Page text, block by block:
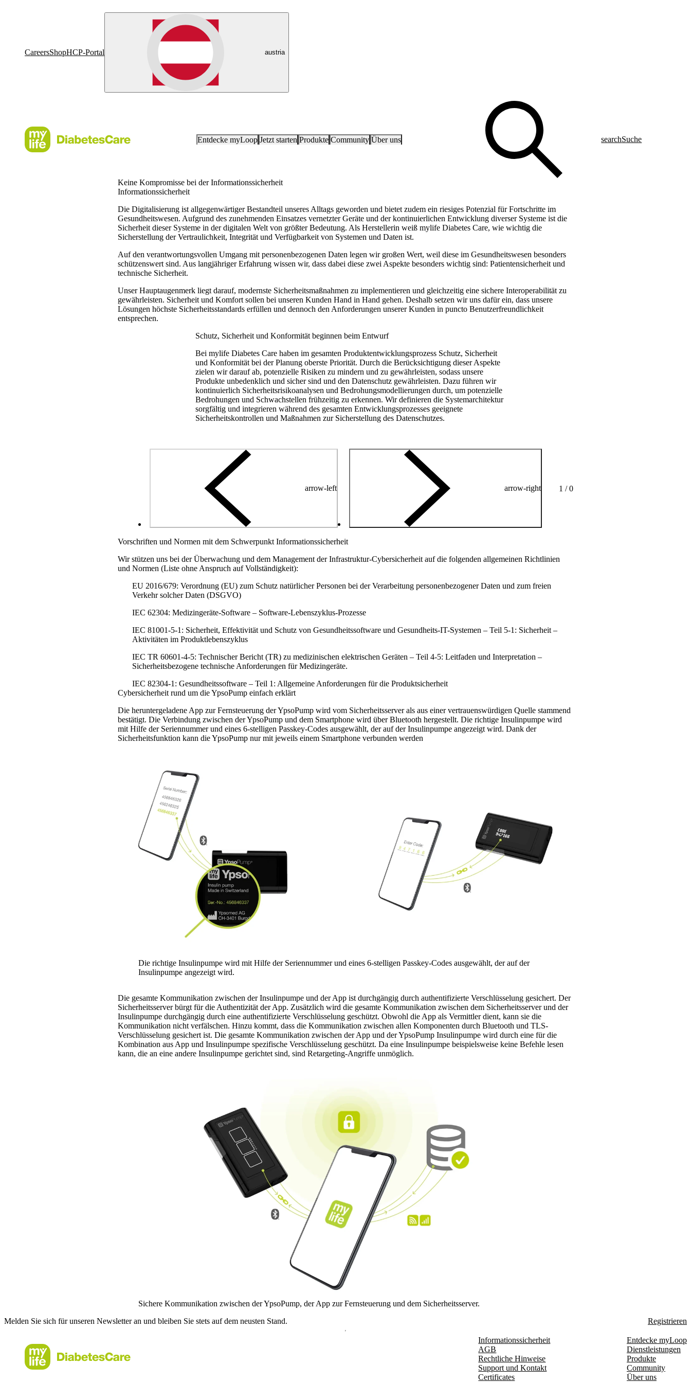
CareersShopHCP-Portal austria
Entdecke myLoop Jetzt starten Produkte Community Über uns searchSuche
Keine Kompromisse bei der Informationssicherheit
Informationssicherheit
Die Digitalisierung ist allgegenwärtiger Bestandteil unseres Alltags geworden und bietet zudem ein riesiges Potenzial für Fortschritte im
Gesundheitswesen. Aufgrund des zunehmenden Einsatzes vernetzter Geräte und der kontinuierlichen Entwicklung diverser Systeme ist die
Sicherheit dieser Systeme in der digitalen Welt von größter Bedeutung. Als Herstellerin weiß mylife Diabetes Care, wie wichtig die
Sicherstellung der Vertraulichkeit, Integrität und Verfügbarkeit von Systemen und Daten ist.
Auf den verantwortungsvollen Umgang mit personenbezogenen Daten legen wir großen Wert, weil diese im Gesundheitswesen besonders
schützenswert sind. Aus langjähriger Erfahrung wissen wir, dass dabei diese zwei Aspekte besonders wichtig sind: Patientensicherheit und
technische Sicherheit.
Unser Hauptaugenmerk liegt darauf, modernste Sicherheitsmaßnahmen zu implementieren und gleichzeitig eine sichere Interoperabilität zu
gewährleisten. Sicherheit und Komfort sollen bei unseren Kunden Hand in Hand gehen. Deshalb setzen wir uns dafür ein, dass unsere
Lösungen höchste Sicherheitsstandards erfüllen und dennoch den Anforderungen unserer Kunden in puncto Benutzerfreundlichkeit
entsprechen.
Schutz, Sicherheit und Konformität beginnen beim Entwurf
Bei mylife Diabetes Care haben im gesamten Produktentwicklungsprozess Schutz, Sicherheit
und Konformität bei der Planung oberste Priorität. Durch die Berücksichtigung dieser Aspekte
zielen wir darauf ab, potenzielle Risiken zu mindern und zu gewährleisten, sodass unsere
Produkte unbedenklich und sicher sind und den Datenschutz gewährleisten. Dazu führen wir
kontinuierlich Sicherheitsrisikoanalysen und Bedrohungsmodellierungen durch, um potenzielle
Bedrohungen und Schwachstellen frühzeitig zu erkennen. Wir definieren die Systemarchitektur
sorgfältig und integrieren während des gesamten Entwicklungsprozesses geeignete
Sicherheitskontrollen und Maßnahmen zur Sicherstellung des Datenschutzes.
arrow-left arrow-right 1 / 0
Vorschriften und Normen mit dem Schwerpunkt Informationssicherheit
Wir stützen uns bei der Überwachung und dem Management der Infrastruktur-Cybersicherheit auf die folgenden allgemeinen Richtlinien
und Normen (Liste ohne Anspruch auf Vollständigkeit):
EU 2016/679: Verordnung (EU) zum Schutz natürlicher Personen bei der Verarbeitung personenbezogener Daten und zum freien
Verkehr solcher Daten (DSGVO)
IEC 62304: Medizingeräte-Software – Software-Lebenszyklus-Prozesse
IEC 81001-5-1: Sicherheit, Effektivität und Schutz von Gesundheitssoftware und Gesundheits-IT-Systemen – Teil 5-1: Sicherheit –
Aktivitäten im Produktlebenszyklus
IEC TR 60601-4-5: Technischer Bericht (TR) zu medizinischen elektrischen Geräten – Teil 4-5: Leitfaden und Interpretation –
Sicherheitsbezogene technische Anforderungen für Medizingeräte.
IEC 82304-1: Gesundheitssoftware – Teil 1: Allgemeine Anforderungen für die Produktsicherheit
Cybersicherheit rund um die YpsoPump einfach erklärt
Die heruntergeladene App zur Fernsteuerung der YpsoPump wird vom Sicherheitsserver als aus einer vertrauenswürdigen Quelle stammend
bestätigt. Die Verbindung zwischen der YpsoPump und dem Smartphone wird über Bluetooth hergestellt. Die richtige Insulinpumpe wird
mit Hilfe der Seriennummer und eines 6-stelligen Passkey-Codes ausgewählt, der auf der Insulinpumpe angezeigt wird. Dank der
Sicherheitsfunktion kann die YpsoPump nur mit jeweils einem Smartphone verbunden werden
Die richtige Insulinpumpe wird mit Hilfe der Seriennummer und eines 6-stelligen Passkey-Codes ausgewählt, der auf der
Insulinpumpe angezeigt wird.
Die gesamte Kommunikation zwischen der Insulinpumpe und der App ist durchgängig durch authentifizierte Verschlüsselung gesichert. Der
Sicherheitsserver bürgt für die Authentizität der App. Zusätzlich wird die gesamte Kommunikation zwischen dem Sicherheitsserver und der
Insulinpumpe durchgängig durch eine authentifizierte Verschlüsselung geschützt. Obwohl die App als Vermittler dient, kann sie die
Kommunikation nicht verfälschen. Hinzu kommt, dass die Kommunikation zwischen allen Komponenten durch Bluetooth und TLS-
Verschlüsselung gesichert ist. Die gesamte Kommunikation zwischen der App und der YpsoPump Insulinpumpe wird durch eine für die
Kombination aus App und Insulinpumpe spezifische Verschlüsselung geschützt. Da eine Insulinpumpe beispielsweise keine Befehle lesen
kann, die an eine andere Insulinpumpe gerichtet sind, sind Retargeting-Angriffe unmöglich.
Sichere Kommunikation zwischen der YpsoPump, der App zur Fernsteuerung und dem Sicherheitsserver.
Melden Sie sich für unseren Newsletter an und bleiben Sie stets auf dem neusten Stand.
Registrieren
Informationssicherheit
AGB
Rechtliche Hinweise
Support und Kontakt
Certificates
Entdecke myLoop
Dienstleistungen
Produkte
Community
Über uns